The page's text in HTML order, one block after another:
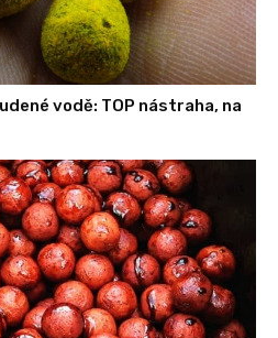
vodě: TOP nástraha, na